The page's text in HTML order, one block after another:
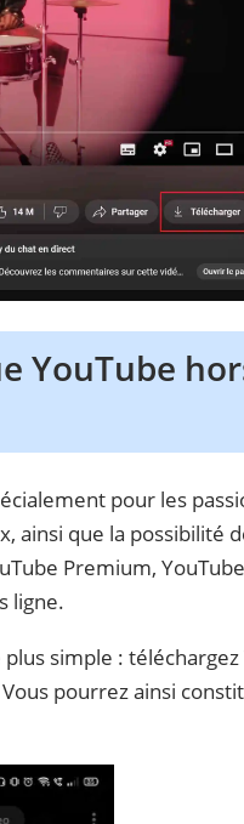
YouTube
pour les
ainsi que la possibilité
Premium,
ligne.
simple :
pourrez ainsi